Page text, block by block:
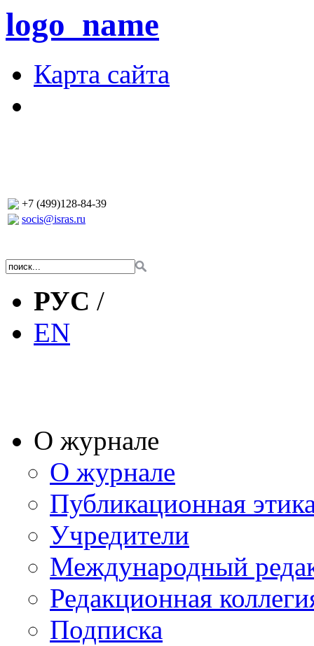
logo_name
Карта сайта
+7 (499)128-84-39
socis@isras.ru
РУС /
EN
О журнале
О журнале
Публикационная
Учредители
Международный
Редакционная
Подписка